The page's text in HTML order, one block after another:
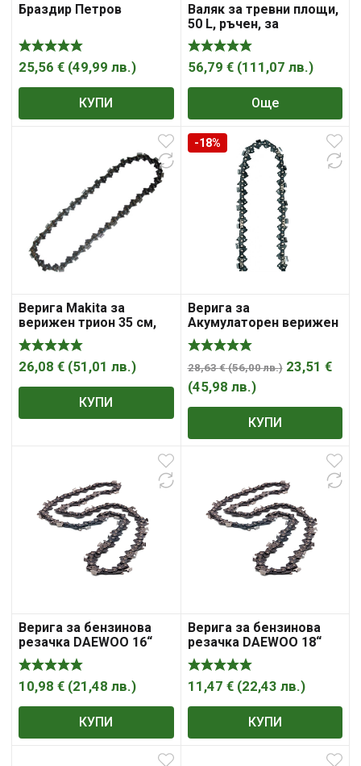
Браздир Петров
25,56 € (49,99 лв.)
КУПИ
Валяк за тревни площи,
50 L, ръчен, за
наливане, с тапа-болт
СИБРТЕХ
56,79 € (111,07 лв.)
Още
Верига Makita за
верижен трион 35 см,
3/8 „, 1.1 мм, 52
26,08 € (51,01 лв.)
КУПИ
-18%
Верига за
Акумулаторен верижен
трион EINHELL GE-LC
36/35 Li Power X-Change
28,63€ (56,00лв.) 23,51 €
(45,98 лв.)
КУПИ
Верига за бензинова
резачка DAEWOO 16“
10,98 € (21,48 лв.)
КУПИ
Верига за бензинова
резачка DAEWOO 18“
11,47 € (22,43 лв.)
КУПИ